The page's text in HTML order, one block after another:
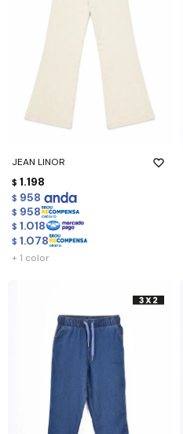
JEAN LINOR
$ 1.198
$ 958
$ 958
$ 1.018
$ 1.078
+ 1 color